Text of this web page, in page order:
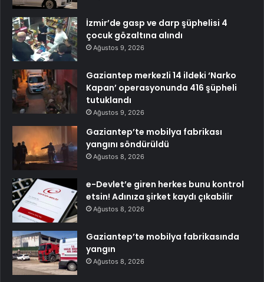
İzmir’de gasp ve darp şüphelisi 4
çocuk gözaltına alındı
Ağustos 9, 2026
Gaziantep merkezli 14 ildeki ‘Narko
Kapan’ operasyonunda 416 şüpheli
tutuklandı
Ağustos 9, 2026
Gaziantep’te mobilya fabrikası
yangını söndürüldü
Ağustos 8, 2026
e-Devlet’e giren herkes bunu kontrol
etsin! Adınıza şirket kaydı çıkabilir
Ağustos 8, 2026
Gaziantep’te mobilya fabrikasında
yangın
Ağustos 8, 2026